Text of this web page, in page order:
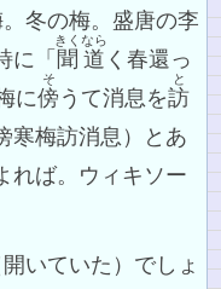
冬の梅。盛唐の李
に「 聞道
きくなら
く春還っ
に傍
そ
うて消息を訪
と
寒梅訪消息）とあ
れば。ウィキソー
いていた）でしょ